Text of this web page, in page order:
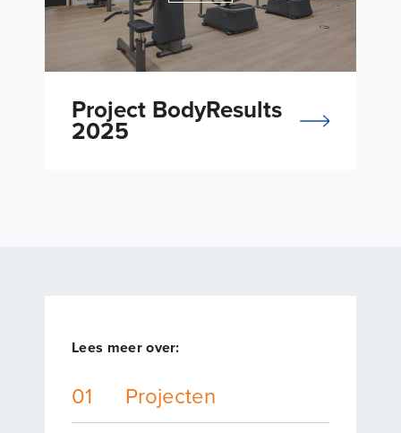
Project BodyResults
2025
Lees meer over:
01
Projecten